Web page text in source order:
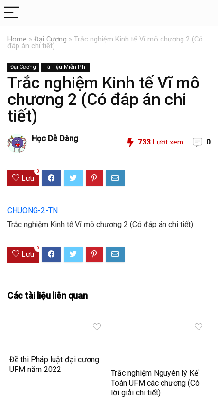
Home » Đại Cương » Trắc nghiệm Kinh tế Vĩ mô chương 2 (Có
đáp án chi tiết)
Đại Cương Tài liệu Miễn Phí
Trắc nghiệm Kinh tế Vĩ mô
chương 2 (Có đáp án chi
tiết)
Học Dễ Dàng 733 Lượt xem 0
Lưu
0
CHUONG-2-TN
Trắc nghiệm Kinh tế Vĩ mô chương 2 (Có đáp án chi tiết)
Lưu
0
Các tài liệu liên quan
Đề thi Pháp luật đại cương
UFM năm 2022
Trắc nghiệm Nguyên lý Kế
Toán UFM các chương (Có
lời giải chi tiết)